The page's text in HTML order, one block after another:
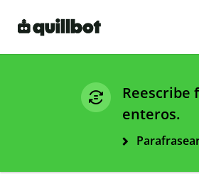
Reescribe
enteros.